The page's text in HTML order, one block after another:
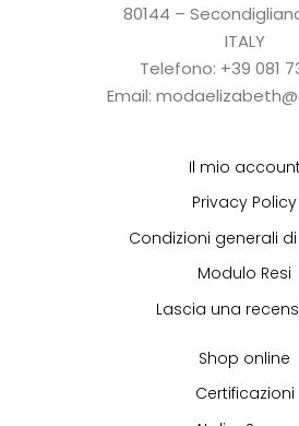
80144 –
ITALY
Telefono: +39 081
Email:
Il mio
Privacy Policy
Condizioni generali
Modulo Resi
Lascia una
Shop online
Certificazioni